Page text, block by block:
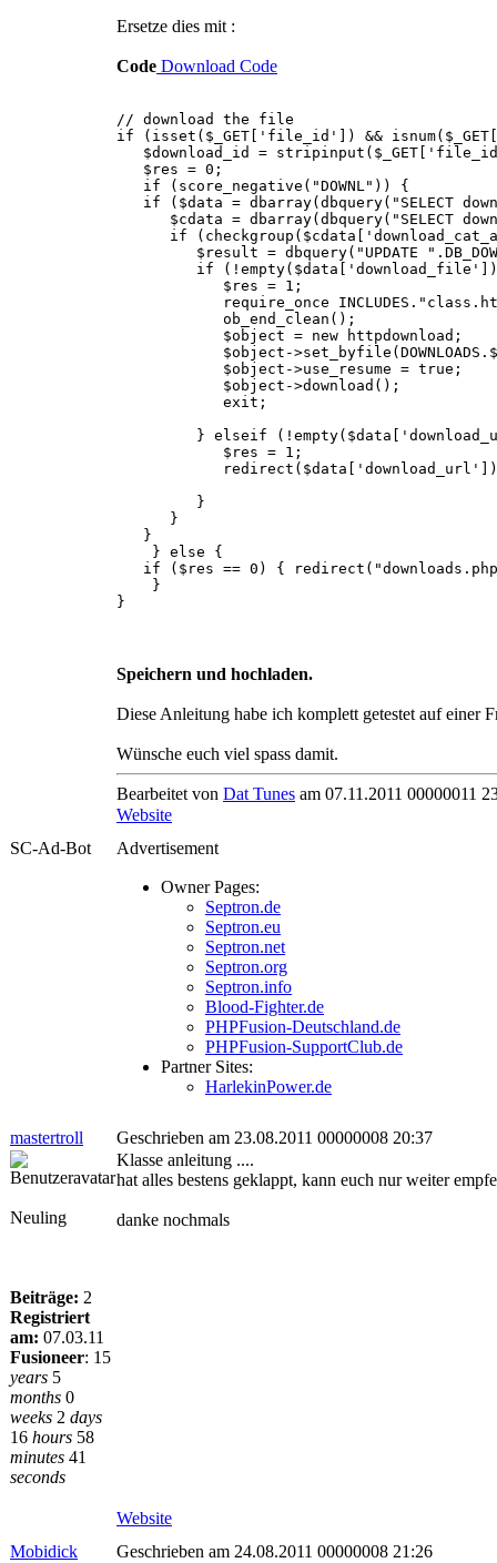
Ersetze dies mit :
Code Download Code
// download the file
if (isset($_GET['file_id']) &&
$download_id =
$res = 0;
if (score_negative("DOWNL")) {
if ($data = dbarray(dbquery("SELECT
$cdata = dbarray(dbquery("SELECT
if
$result = dbquery("UPDATE
if (!empty($data['download_file']) &&
$res = 1;
require_once
ob_end_clean();
$object = new httpdownload;
$object-
$object->use_resume = true;
$object->download();
exit;
} elseif
$res = 1;
}
}
}
} else {
if ($res == 0) {
}
}
Speichern und hochladen.
Diese Anleitung habe ich komplett getestet auf einer
Wünsche euch viel spass damit.
Bearbeitet von Dat Tunes am 07.11.2011 00000011
Website
SC-Ad-Bot
Advertisement
Owner Pages:
Septron.de
Septron.eu
Septron.net
Septron.org
Septron.info
Blood-Fighter.de
PHPFusion-Deutschland.de
PHPFusion-SupportClub.de
Partner Sites:
HarlekinPower.de
mastertroll Geschrieben am 23.08.2011 00000008 20:37
Neuling
Beiträge: 2
Registriert
am: 07.03.11
Fusioneer: 15
years 5
months 0
weeks 2 days
16 hours 58
minutes 41
seconds
Klasse anleitung ....
hat alles bestens geklappt, kann euch nur weiter
danke nochmals
Website
Mobidick
Geschrieben am 24.08.2011 00000008 21:26